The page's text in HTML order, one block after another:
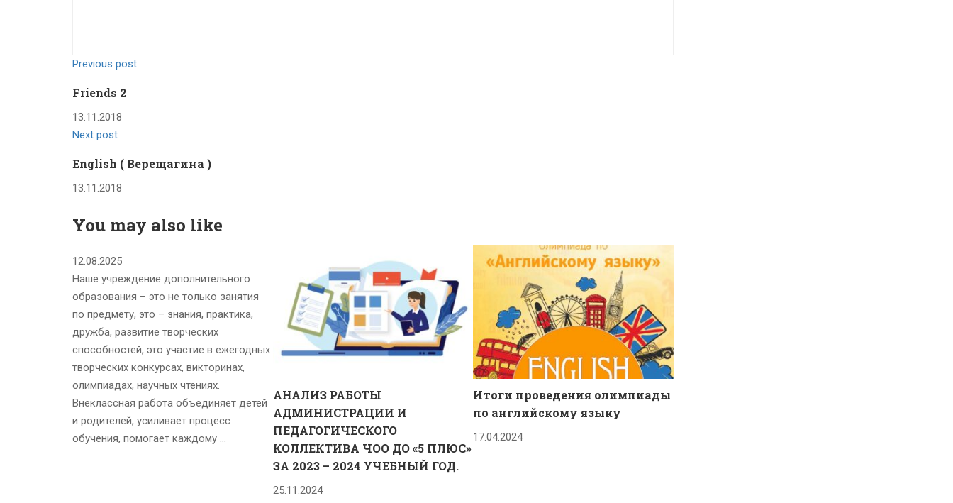
Previous post
Friends 2
13.11.2018
Next post
English ( Верещагина )
13.11.2018
You may also like
12.08.2025
Наше учреждение дополнительного
образования – это не только занятия
по предмету, это – знания, практика,
дружба, развитие творческих
способностей, это участие в ежегодных
творческих конкурсах, викторинах,
олимпиадах, научных чтениях.
Внеклассная работа объединяет детей
и родителей, усиливает процесс
обучения, помогает каждому …
АНАЛИЗ РАБОТЫ
АДМИНИСТРАЦИИ И
ПЕДАГОГИЧЕСКОГО
КОЛЛЕКТИВА ЧОО ДО «5 ПЛЮС»
ЗА 2023 – 2024 УЧЕБНЫЙ ГОД.
25.11.2024
Итоги проведения олимпиады
по английскому языку
17.04.2024